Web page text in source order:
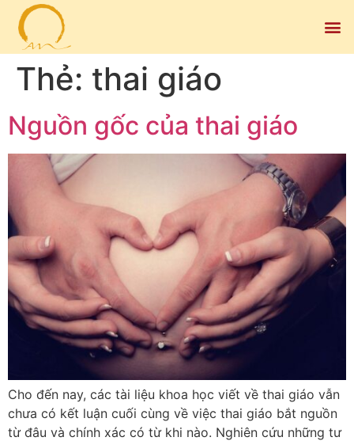
Thẻ: thai giáo
Nguồn gốc của thai giáo
Cho đến nay, các tài liệu khoa học viết về thai giáo vẫn
chưa có kết luận cuối cùng về việc thai giáo bắt nguồn
từ đâu và chính xác có từ khi nào. Nghiên cứu những tư